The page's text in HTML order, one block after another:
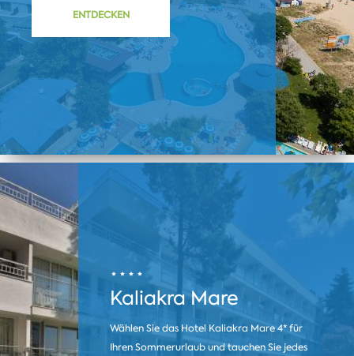
ENTDECKEN
Kaliakra Mare
Wählen Sie das Hotel Kaliakra Mare 4* für
Ihren Sommerurlaub und tauchen Sie jedes